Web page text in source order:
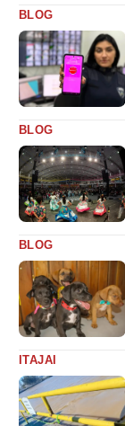
BLOG
BLOG
BLOG
ITAJAI